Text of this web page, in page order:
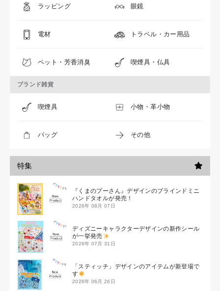
ラッピング 眼鏡
電材 トラベル・カー用品
ペット・芳香消臭 喫煙具・仏具
ブランド雑貨
喫煙具 小物・革小物
バッグ その他
特集
『くまのプーさん』デザインのブラインドミニ
ハンドタオルが発売！
2026年 08月 07日
ディズニーキャラクターデザインの新作シール
が一挙発売
2026年 07月 31日
「スティッチ」デザインのアイテムが新登場で
す
2026年 06月 26日